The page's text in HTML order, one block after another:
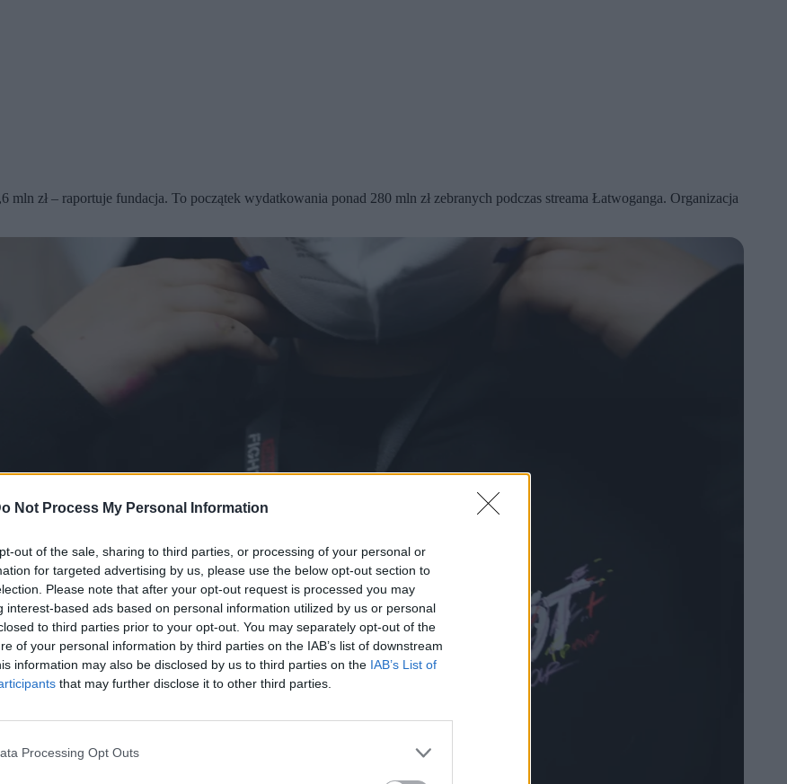
Not Process My Personal Information
out of the sale, sharing to third parties, or processing of your personal or
for targeted advertising by us, please use the below opt-out section to
Please note that after your opt-out request is processed you may
interest-based ads based on personal information utilized by us or personal
to third parties prior to your opt-out. You may separately opt-out of the
of your personal information by third parties on the IAB’s list of downstream
information may also be disclosed by us to third parties on the IAB’s List of
that may further disclose it to other third parties.
Processing Opt Outs
zł – raportuje fundacja. To początek wydatkowania ponad 280 mln zł zebranych podczas streama Łatwoganga. Organizacja